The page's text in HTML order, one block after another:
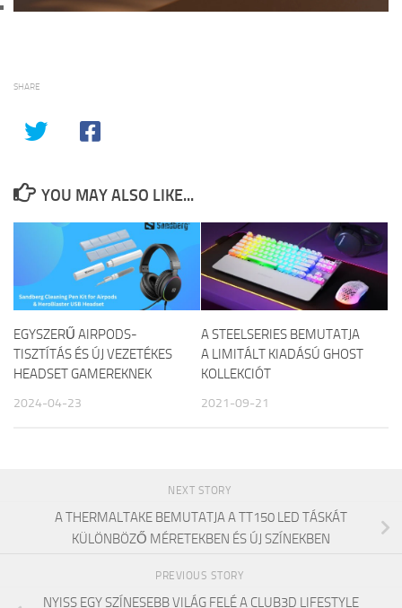
SHARE
YOU MAY ALSO LIKE...
EGYSZERŰ AIRPODS-
TISZTÍTÁS ÉS ÚJ VEZETÉKES
HEADSET GAMEREKNEK
2024-04-23
A STEELSERIES BEMUTATJA
A LIMITÁLT KIADÁSÚ GHOST
KOLLEKCIÓT
2021-09-21
NEXT STORY
A THERMALTAKE BEMUTATJA A TT150 LED TÁSKÁT
KÜLÖNBÖZŐ MÉRETEKBEN ÉS ÚJ SZÍNEKBEN
PREVIOUS STORY
NYISS EGY SZÍNESEBB VILÁG FELÉ A CLUB3D LIFESTYLE